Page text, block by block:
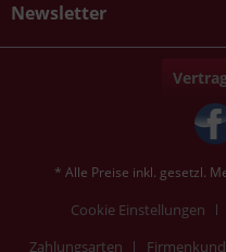
Newsletter
* Alle Preise inkl. gesetzl.
Cookie Einstellungen
Zahlungsarten